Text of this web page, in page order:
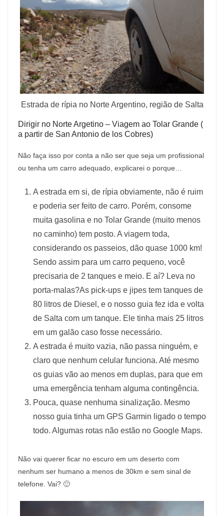
Estrada de rípia no Norte Argentino, região de Salta
Dirigir no Norte Argetino – Viagem ao Tolar Grande (
a partir de San Antonio de los Cobres)
Não faça isso por conta a não ser que seja um profissional
ou tenha um carro adequado, explicarei o porque…
A estrada em si, de rípia obviamente, não é ruim
e poderia ser feito de carro. Porém, consome
muita gasolina e no Tolar Grande (muito menos
no caminho) tem posto. A viagem toda,
considerando os passeios, dão quase 1000 km!
Sendo assim para um carro pequeno, você
precisaria de 2 tanques e meio. E aí? Leva no
porta-malas?As pick-ups e jipes tem tanques de
80 litros de Diesel, e o nosso guia fez ida e volta
de Salta com um tanque. Ele tinha mais 25 litros
em um galão caso fosse necessário.
A estrada é muito vazia, não passa ninguém, e
claro que nenhum celular funciona. Até mesmo
os guias vão ao menos em duplas, para que em
uma emergência tenham alguma contingência.
Pouca, quase nenhuma sinalização. Mesmo
nosso guia tinha um GPS Garmin ligado o tempo
todo. Algumas rotas não estão no Google Maps.
Não vai querer ficar no escuro em um deserto com
nenhum ser humano a menos de 30km e sem sinal de
telefone. Vai? 🙂